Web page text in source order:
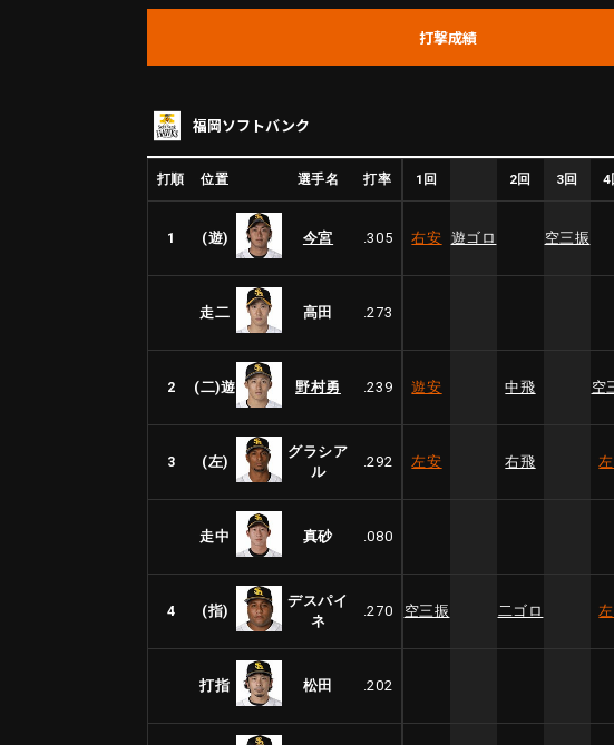
打撃成績
福岡ソフトバンク
打順 位置 選手名 打率 1回 2回 3回 4
1 (遊) 今宮 .305 右安 遊ゴロ 空三振
走二 高田 .273
2 (二)遊 野村勇 .239 遊安 中飛 空
3 (左)
グラシア
ル
.292 左安 右飛
走中 真砂 .080
4 (指)
デスパイ
ネ
.270 空三振 二ゴロ
打指 松田 .202